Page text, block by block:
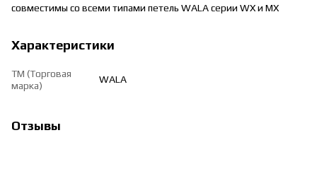
совместимы со всеми типами петель WALA серии WX и MX
Характеристики
ТМ (Торговая
марка)
WALA
Отзывы